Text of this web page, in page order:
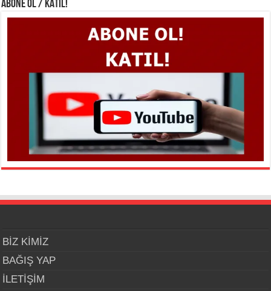
ABONE OL / KATIL!
BİZ KİMİZ
BAĞIŞ YAP
İLETİŞİM